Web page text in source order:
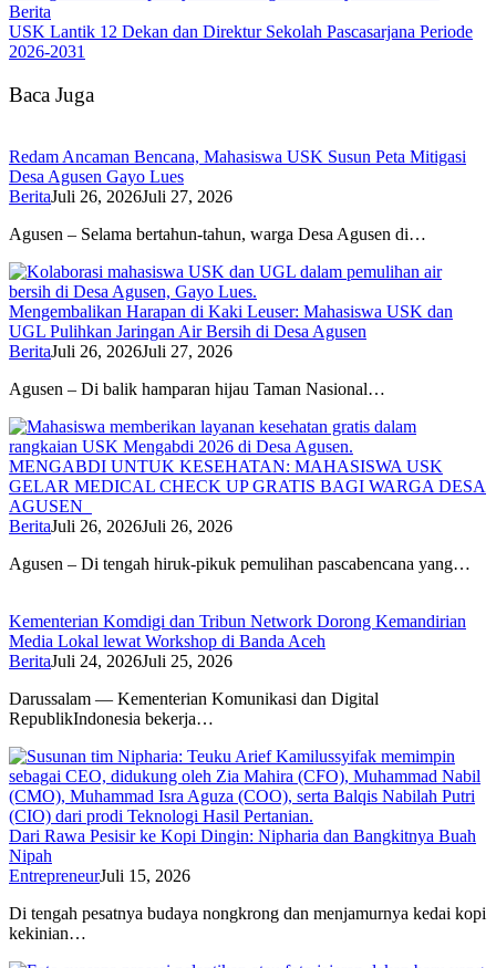
Berita
USK Lantik 12 Dekan dan Direktur Sekolah Pascasarjana Periode
2026-2031
Baca Juga
Redam Ancaman Bencana, Mahasiswa USK Susun Peta Mitigasi
Desa Agusen Gayo Lues
BeritaJuli 26, 2026Juli 27, 2026
Agusen – Selama bertahun-tahun, warga Desa Agusen di…
Mengembalikan Harapan di Kaki Leuser: Mahasiswa USK dan
UGL Pulihkan Jaringan Air Bersih di Desa Agusen
BeritaJuli 26, 2026Juli 27, 2026
Agusen – Di balik hamparan hijau Taman Nasional…
MENGABDI UNTUK KESEHATAN: MAHASISWA USK
GELAR MEDICAL CHECK UP GRATIS BAGI WARGA DESA
AGUSEN
BeritaJuli 26, 2026Juli 26, 2026
Agusen – Di tengah hiruk-pikuk pemulihan pascabencana yang…
Kementerian Komdigi dan Tribun Network Dorong Kemandirian
Media Lokal lewat Workshop di Banda Aceh
BeritaJuli 24, 2026Juli 25, 2026
Darussalam — Kementerian Komunikasi dan Digital
RepublikIndonesia bekerja…
Dari Rawa Pesisir ke Kopi Dingin: Nipharia dan Bangkitnya Buah
Nipah
EntrepreneurJuli 15, 2026
Di tengah pesatnya budaya nongkrong dan menjamurnya kedai kopi
kekinian…